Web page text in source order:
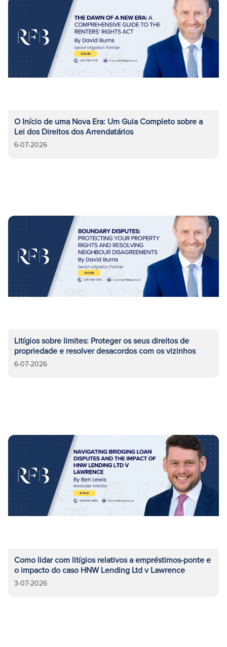
O Início de uma Nova Era: Um Guia Completo sobre a
Lei dos Direitos dos Arrendatários
6-07-2026
Litígios sobre limites: Proteger os seus direitos de
propriedade e resolver desacordos com os vizinhos
6-07-2026
Como lidar com litígios relativos a empréstimos-ponte e
o impacto do caso HNW Lending Ltd v Lawrence
3-07-2026